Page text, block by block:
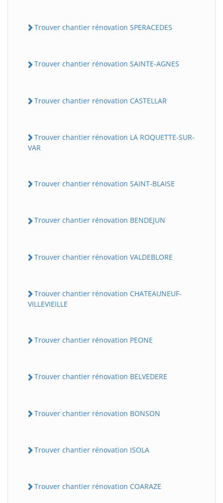
Trouver chantier rénovation SPERACEDES
Trouver chantier rénovation SAINTE-AGNES
Trouver chantier rénovation CASTELLAR
Trouver chantier rénovation LA ROQUETTE-SUR-
VAR
Trouver chantier rénovation SAINT-BLAISE
Trouver chantier rénovation BENDEJUN
Trouver chantier rénovation VALDEBLORE
Trouver chantier rénovation CHATEAUNEUF-
VILLEVIEILLE
Trouver chantier rénovation PEONE
Trouver chantier rénovation BELVEDERE
Trouver chantier rénovation BONSON
Trouver chantier rénovation ISOLA
Trouver chantier rénovation COARAZE